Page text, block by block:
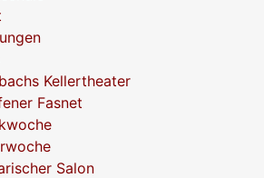
Kellertheater
Fasnet
Salon